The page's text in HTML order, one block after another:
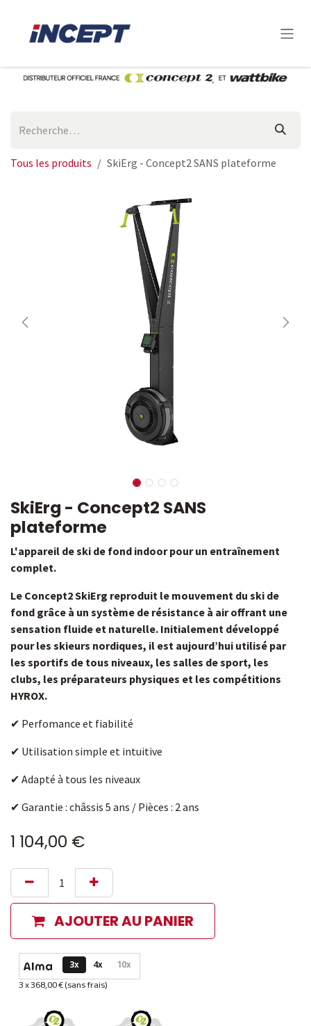
Tous les produits SkiErg - Concept2 SANS plateforme
SkiErg - Concept2 SANS
plateforme
L'appareil de ski de fond indoor pour un entraînement
complet.
Le Concept2 SkiErg reproduit le mouvement du ski de
fond grâce à un système de résistance à air offrant une
sensation fluide et naturelle. Initialement développé
pour les skieurs nordiques, il est aujourd’hui utilisé par
les sportifs de tous niveaux, les salles de sport, les
clubs, les préparateurs physiques et les compétitions
HYROX.
✔ Perfomance et fiabilité
✔ Utilisation simple et intuitive
✔ Adapté à tous les niveaux
✔ Garantie : châssis 5 ans / Pièces : 2 ans
1 104,00 €
AJOUTER AU PANIER
Options de paiement disponibles
3x 4x 10x
Informations sur le plan de paiement sélectionné
3 x 368,00 € (sans frais)